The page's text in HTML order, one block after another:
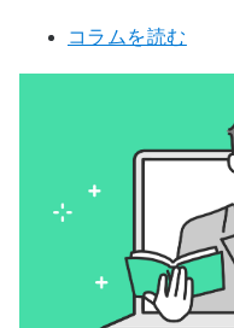
コラムを読む